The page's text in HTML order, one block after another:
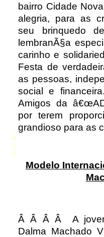
bairro Cidade
alegria, para as
seu brinquedo
lembranÃ§a
carinho e
Festa de
as pessoas,
social e
Amigos da
por terem
grandioso para as
Â
Â
Â
Modelo
Â Â Â Â A
Dalma Machado